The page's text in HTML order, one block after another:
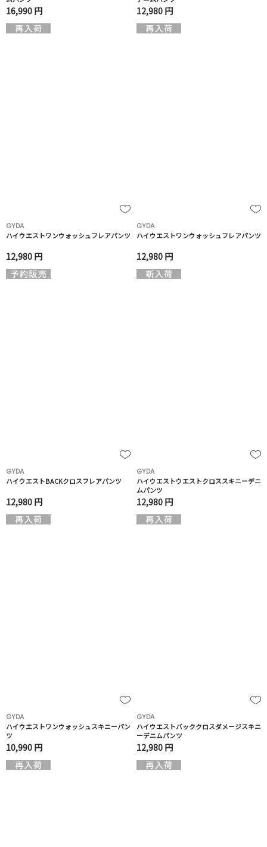
16,990 円 12,980 円
GYDA
ハイウエストワンウォッシュフレアパンツ
12,980 円
GYDA
ハイウエストワンウォッシュフレアパンツ
12,980 円
GYDA
ハイウエストBACKクロスフレアパンツ
12,980 円
GYDA
ハイウエストウエストクロススキニーデニ
ムパンツ
12,980 円
GYDA
ハイウエストワンウォッシュスキニーパン
ツ
10,990 円
GYDA
ハイウエストバッククロスダメージスキニ
ーデニムパンツ
12,980 円